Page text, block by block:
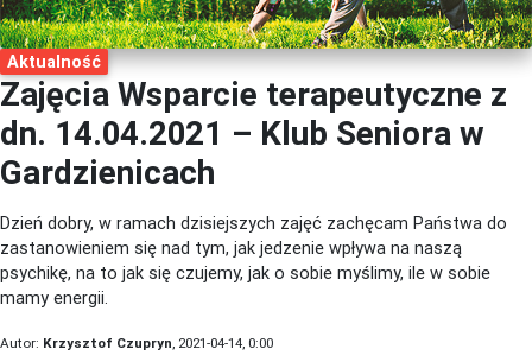
Aktualność
Zajęcia Wsparcie terapeutyczne z
dn. 14.04.2021 – Klub Seniora w
Gardzienicach
Dzień dobry, w ramach dzisiejszych zajęć zachęcam Państwa do
zastanowieniem się nad tym, jak jedzenie wpływa na naszą
psychikę, na to jak się czujemy, jak o sobie myślimy, ile w sobie
mamy energii.
Autor: Krzysztof Czupryn , 2021-04-14, 0:00